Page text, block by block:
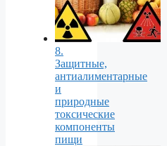
8.
Защитные,
антиалиментарные
и
природные
токсические
компоненты
пищи